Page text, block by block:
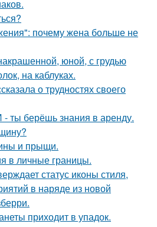
почему жена больше не
юной, с грудью
на каблуках.
о трудностях своего
ты берёшь знания в аренду.
и прыщи.
в личные границы.
статус иконы стиля,
в наряде из новой
приходит в упадок.